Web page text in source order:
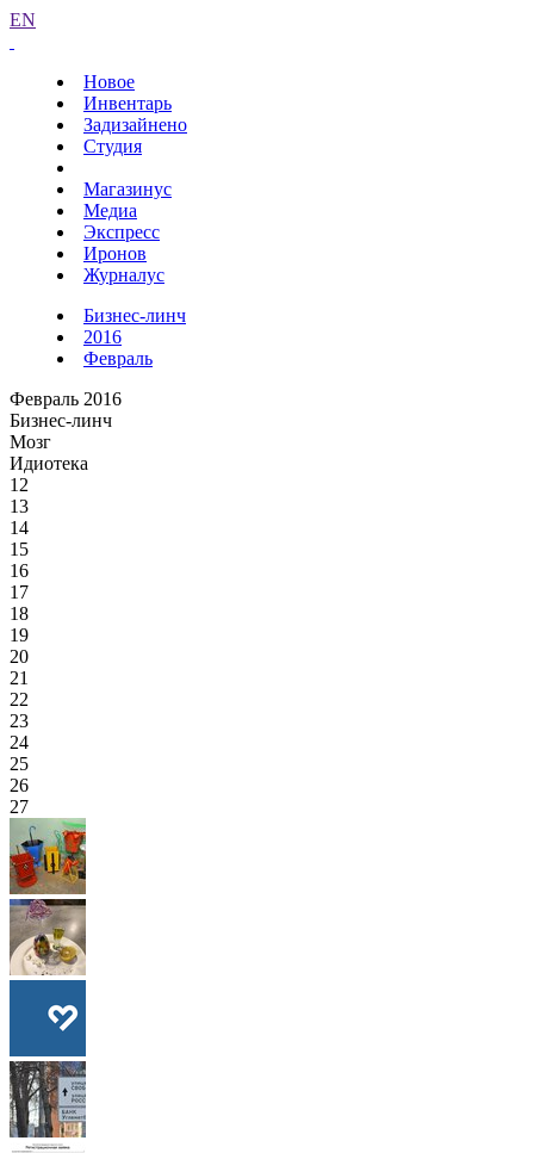
EN
Новое
Инвентарь
Задизайнено
Студия
Магазинус
Медиа
Экспресс
Иронов
Журналус
Бизнес-линч
2016
Февраль
Февраль 2016
Бизнес-линч
Мозг
Идиотека
12
13
14
15
16
17
18
19
20
21
22
23
24
25
26
27